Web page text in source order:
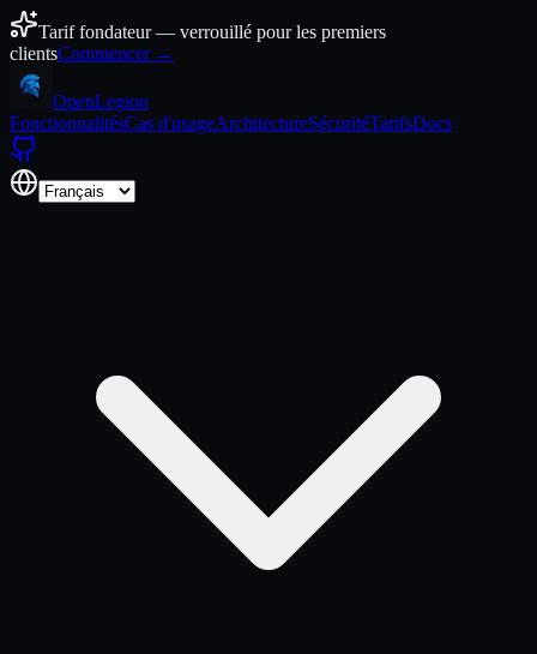
Aller au contenu
Tarif fondateur — verrouillé pour les premiers
clientsCommencer →
OpenLegion
FonctionnalitésCas d'usageArchitectureSécuritéTarifsDocs